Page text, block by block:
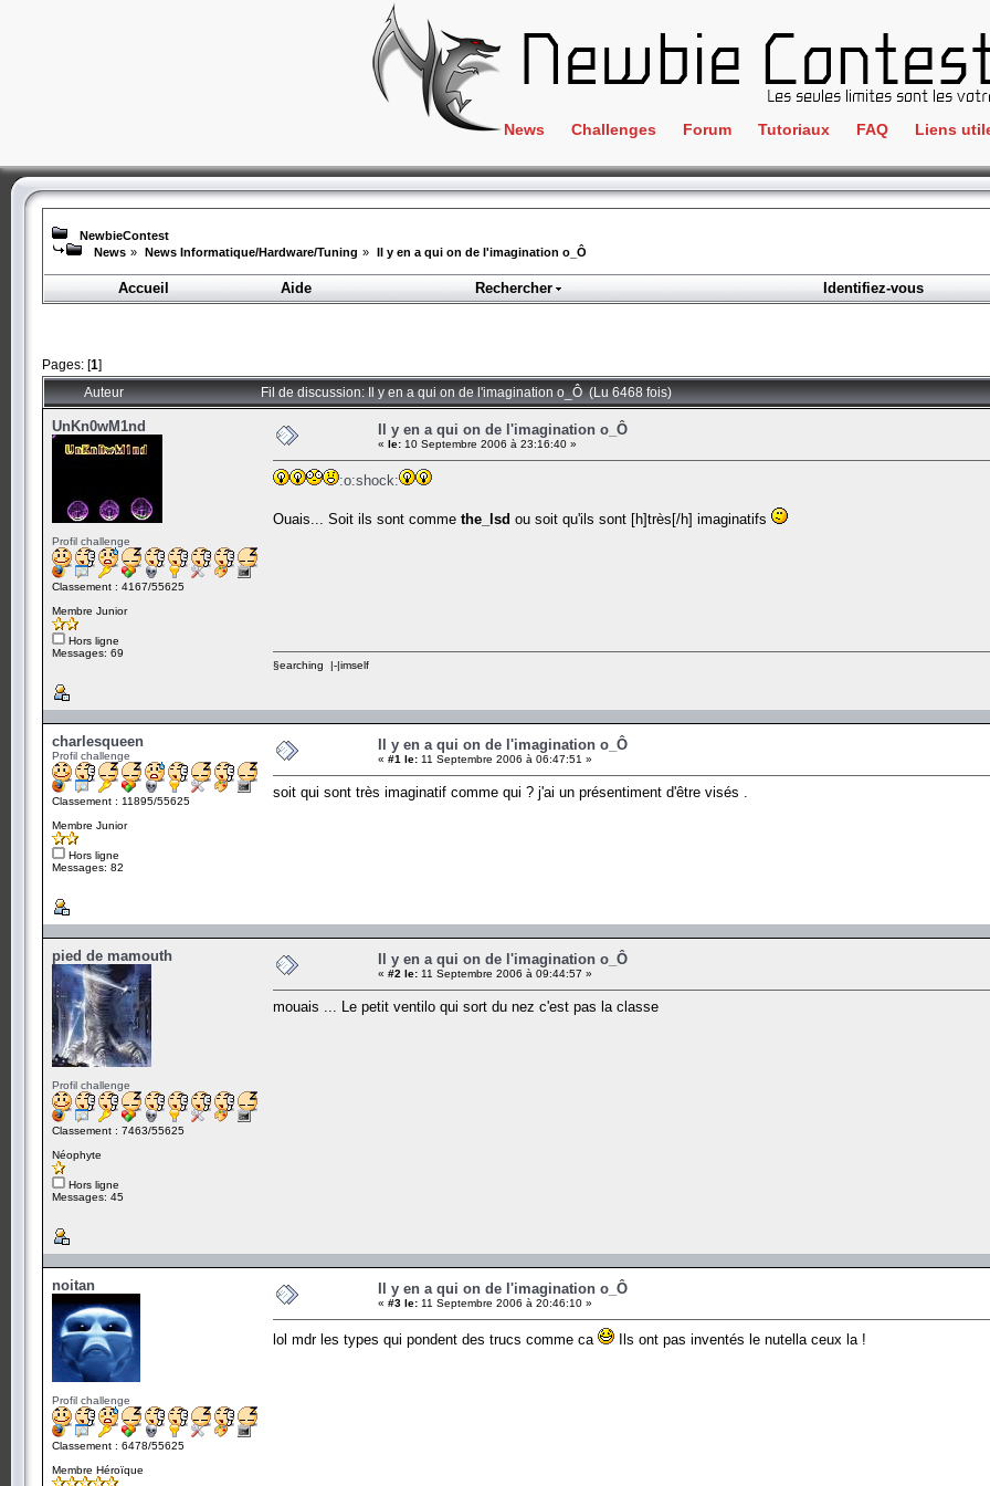
News Challenges
Crackme
ClientSide
Forensics
Programmation
Stéganographie
Wargame
Forum Tutoriaux FAQ Liens
IRC
NewbieContest
News » News Informatique/Hardware/Tuning » Il y en a qui on de l'imagination o_Ô
Accueil
Aide Rechercher Identifiez-vous
Pages: [1]
Auteur Fil de discussion: Il y en a qui on de l'imagination o_Ô (Lu 6468 fois)
UnKn0wM1nd
Profil challenge
Classement : 4167/55625
Membre Junior
Hors ligne
Messages: 69
Il y en a qui on de l'imagination o_Ô
« le: 10 Septembre 2006 à 23:16:40 »
:o:shock:
Ouais... Soit ils sont comme the_lsd ou soit qu'ils sont [h]très[/h] imaginatifs
§earching |-|imself
charlesqueen
Profil challenge
Classement : 11895/55625
Membre Junior
Hors ligne
Messages: 82
Il y en a qui on de l'imagination o_Ô
« #1 le: 11 Septembre 2006 à 06:47:51 »
soit qui sont très imaginatif comme qui ? j'ai un présentiment d'être visés .
pied de mamouth
Profil challenge
Classement : 7463/55625
Néophyte
Hors ligne
Messages: 45
Il y en a qui on de l'imagination o_Ô
« #2 le: 11 Septembre 2006 à 09:44:57 »
mouais ... Le petit ventilo qui sort du nez c'est pas la classe
noitan
Profil challenge
Classement : 6478/55625
Membre Héroïque
Il y en a qui on de l'imagination o_Ô
« #3 le: 11 Septembre 2006 à 20:46:10 »
lol mdr les types qui pondent des trucs comme ca Ils ont pas inventés le nutella ceux la !